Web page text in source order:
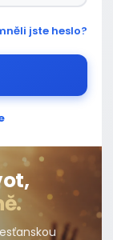
jste heslo?